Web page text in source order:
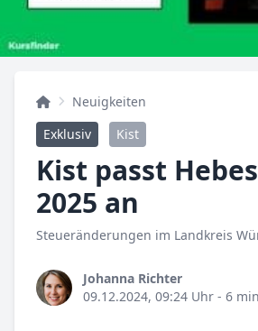
Neuigkeiten
Exklusiv
Kist
Kist passt
2025 an
Steueränderungen im Landkreis
Johanna Richter
09.12.2024, 09:24 Uhr - 6